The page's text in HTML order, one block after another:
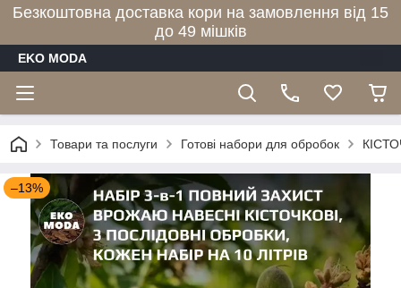
Безкоштовна доставка кори на замовлення від 15
до 49 мішків
EKO MODA
Товари та послуги Готові набори для обробок
–13%